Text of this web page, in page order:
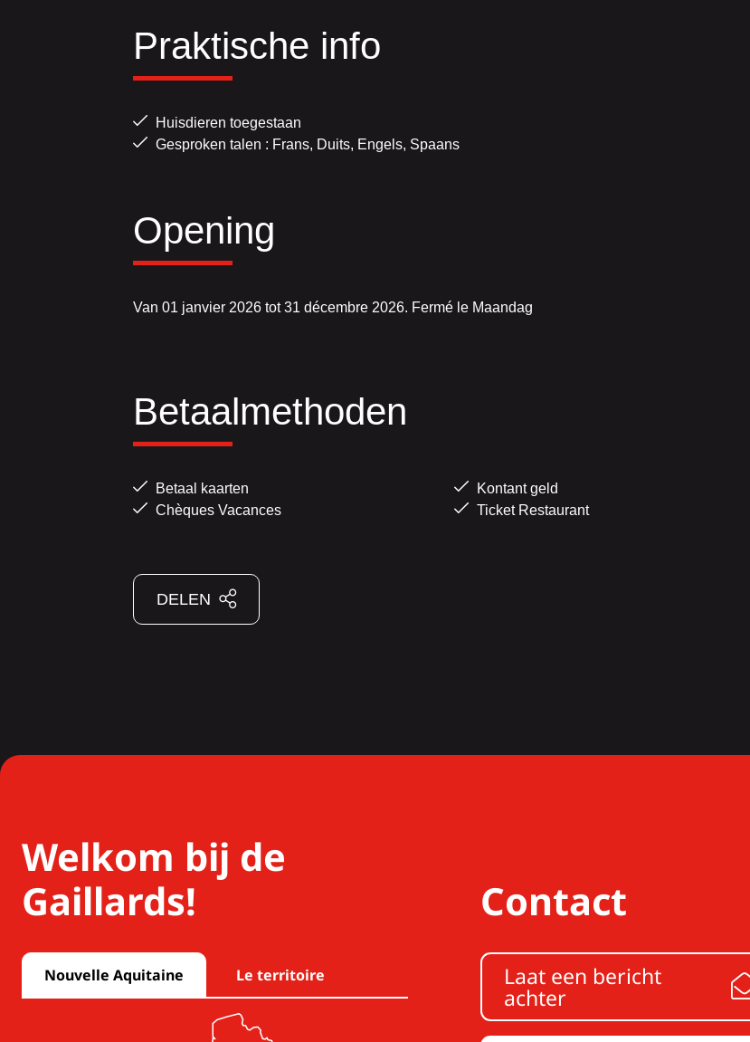
Praktische info
Huisdieren toegestaan
Gesproken talen : Frans, Duits, Engels, Spaans
Opening
Van 01 janvier 2026 tot 31 décembre 2026. Fermé le Maandag
Betaalmethoden
Betaal kaarten
Chèques Vacances
Kontant geld
Ticket Restaurant
DELEN
Welkom bij de
Gaillards!
Nouvelle Aquitaine Le territoire
Contact
Laat een bericht
achter